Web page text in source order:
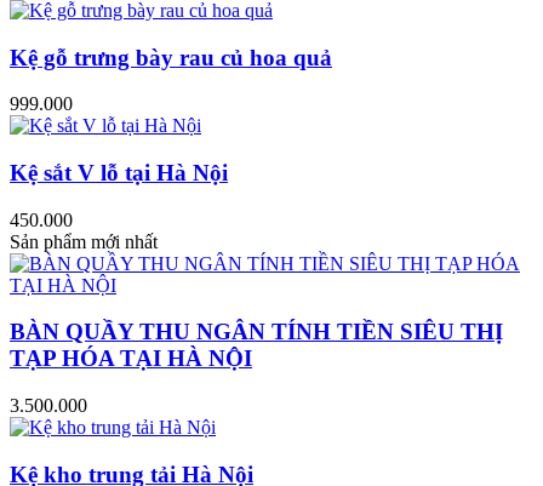
Kệ gỗ trưng bày rau củ hoa quả
999.000
Kệ sắt V lỗ tại Hà Nội
450.000
Sản phẩm mới nhất
BÀN QUẦY THU NGÂN TÍNH TIỀN SIÊU THỊ
TẠP HÓA TẠI HÀ NỘI
3.500.000
Kệ kho trung tải Hà Nội